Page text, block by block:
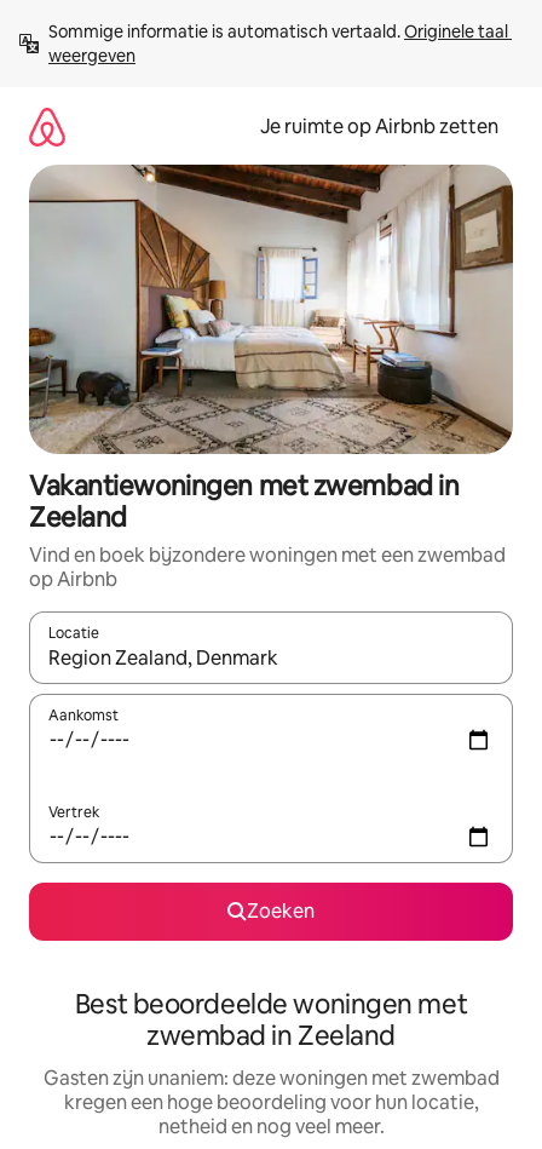
direct
naar
Sommige informatie is automatisch vertaald. Originele taal
weergeven
Je ruimte op Airbnb zetten
Vakantiewoningen met zwembad in
Zeeland
Vind en boek bijzondere woningen met een zwembad
op Airbnb
Locatie
Wanneer er suggesties beschikbaar zijn, maak je een keuze
Aankomst
Vertrek
Zoeken
Best beoordeelde woningen met
zwembad in Zeeland
Gasten zijn unaniem: deze woningen met zwembad
kregen een hoge beoordeling voor hun locatie,
netheid en nog veel meer.